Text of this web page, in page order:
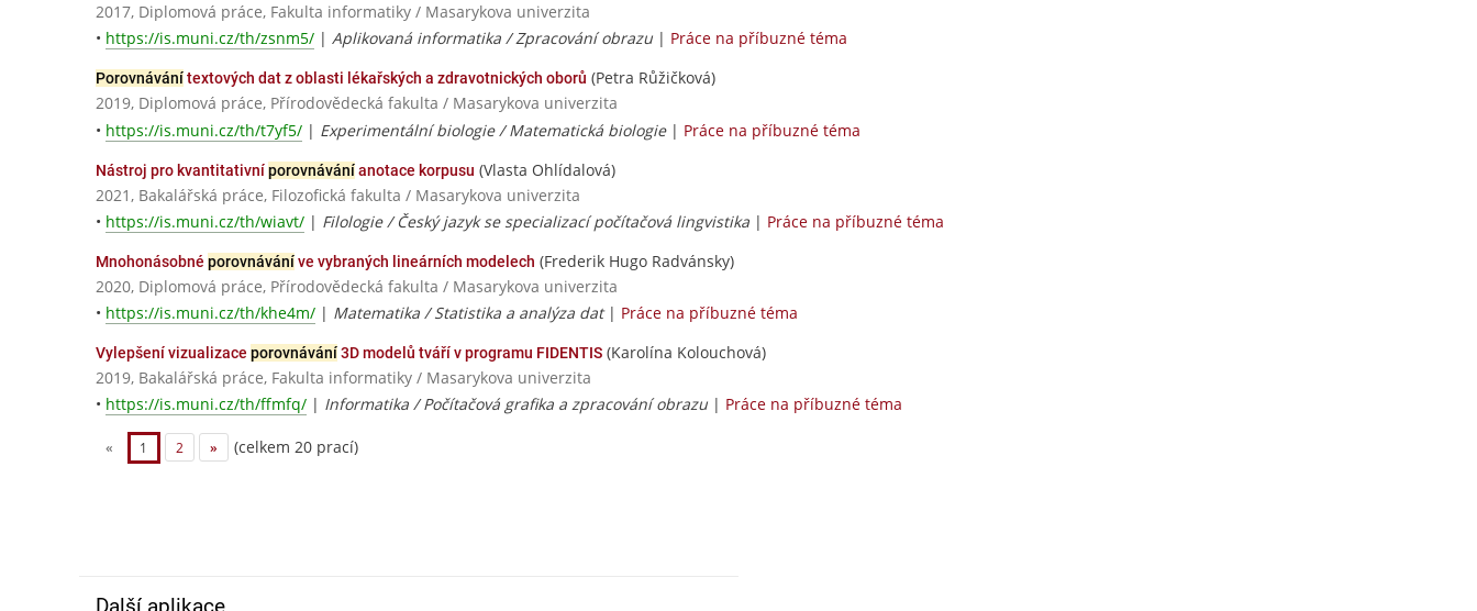
2017, Diplomová práce, Fakulta informatiky / Masarykova univerzita
• https://is.muni.cz/th/zsnm5/ | Aplikovaná informatika / Zpracování obrazu | Práce na příbuzné téma
Porovnávánítextových dat z oblasti lékařských a zdravotnických oborů (Petra Růžičková)
2019, Diplomová práce, Přírodovědecká fakulta / Masarykova univerzita
• https://is.muni.cz/th/t7yf5/ | Experimentální biologie / Matematická biologie| Práce na příbuzné téma
Nástroj pro kvantitativníporovnáváníanotace korpusu (Vlasta Ohlídalová)
2021, Bakalářská práce, Filozofická fakulta / Masarykova univerzita
• https://is.muni.cz/th/wiavt/ | Filologie / Český jazyk se specializací počítačová lingvistika | Práce na příbuzné téma
Mnohonásobné porovnáváníve vybraných lineárních modelech (Frederik Hugo Radvánsky)
2020, Diplomová práce, Přírodovědecká fakulta / Masarykova univerzita
• https://is.muni.cz/th/khe4m/ | Matematika / Statistika a analýza dat| Práce na příbuzné téma
Vylepšení vizualizace porovnávání3D modelů tváří v programu FIDENTIS (Karolína Kolouchová)
2019, Bakalářská práce, Fakulta informatiky / Masarykova univerzita
• https://is.muni.cz/th/ffmfq/ | Informatika / Počítačová grafika a zpracování obrazu | Práce na příbuzné téma
« 1 2 » (celkem 20 prací)